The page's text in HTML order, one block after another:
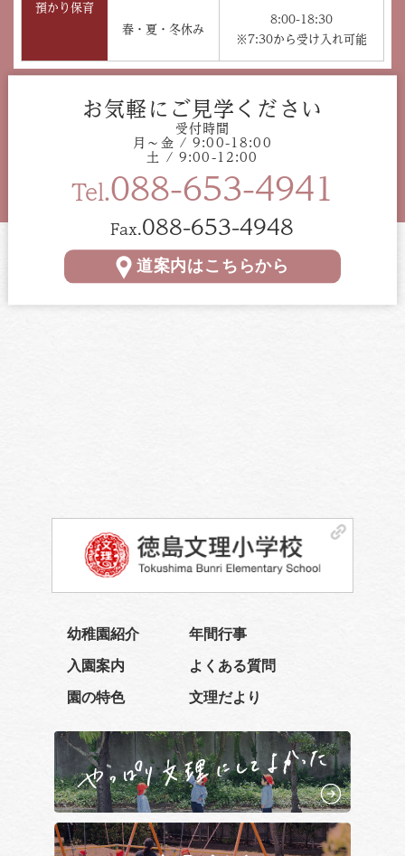
預かり保育
春・夏・冬休み
8:00-18:30
※7:30から受け入れ可能
お気軽にご見学ください
受付時間
月〜金 / 9:00-18:00
土 / 9:00-12:00
Tel.088-653-4941
Fax.088-653-4948
道案内はこちらから
幼稚園紹介 年間行事
入園案内 よくある質問
園の特色 文理だより